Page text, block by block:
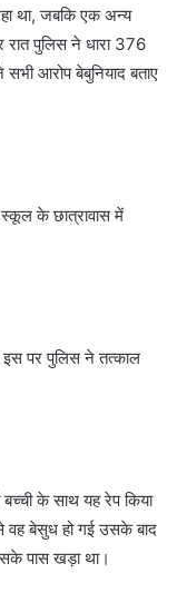
था, जबकि एक अन्य
रात पुलिस ने धारा 376
आरोप बेबुनियाद बताए
स्कूल के छात्रावास में
इस पर पुलिस ने तत्काल
के साथ यह रेप किया
वह बेसुध हो गई उसके बाद
पास खड़ा था।